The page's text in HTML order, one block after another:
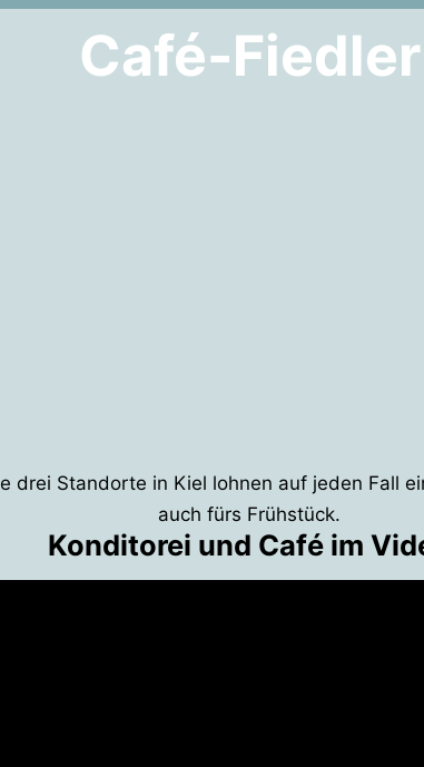
Café-Fiedler
drei Standorte in Kiel lohnen auf jeden Fall
auch fürs Frühstück.
Konditorei und Café im